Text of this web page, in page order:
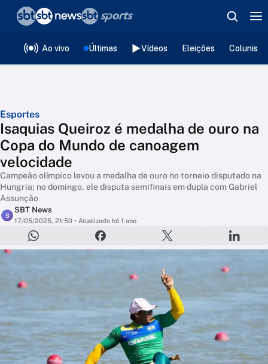
Ao vivo Últimas Vídeos Eleições
Esportes
Isaquias Queiroz é medalha de ouro na
Copa do Mundo de canoagem
velocidade
Campeão olímpico levou a medalha de ouro no torneio disputado na
Hungria; no domingo, ele disputa semifinais em dupla com Gabriel
Assunção
S
SBT News
17/05/2025, 21:50 • Atualizado há 1 ano
❮voltar
Editorias